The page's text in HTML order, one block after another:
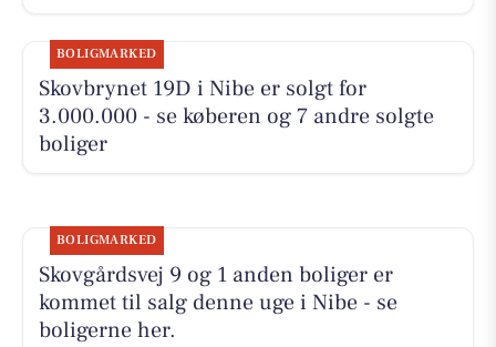
BOLIGMARKED
Skovbrynet 19D i Nibe er solgt for
3.000.000 - se køberen og 7 andre solgte
boliger
BOLIGMARKED
Skovgårdsvej 9 og 1 anden boliger er
kommet til salg denne uge i Nibe - se
boligerne her.